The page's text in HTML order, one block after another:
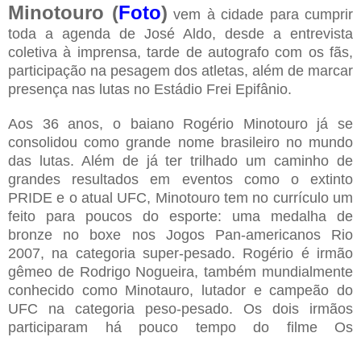
Minotouro (Foto) vem à cidade para cumprir
toda a agenda de José Aldo, desde a entrevista
coletiva à imprensa, tarde de autografo com os fãs,
participação na pesagem dos atletas, além de marcar
presença nas lutas no Estádio Frei Epifânio.
Aos 36 anos, o baiano Rogério Minotouro já se
consolidou como grande nome brasileiro no mundo
das lutas. Além de já ter trilhado um caminho de
grandes resultados em eventos como o extinto
PRIDE e o atual UFC, Minotouro tem no currículo um
feito para poucos do esporte: uma medalha de
bronze no boxe nos Jogos Pan-americanos Rio
2007, na categoria super-pesado. Rogério é irmão
gêmeo de Rodrigo Nogueira, também mundialmente
conhecido como Minotauro, lutador e campeão do
UFC na categoria peso-pesado. Os dois irmãos
participaram há pouco tempo do filme Os